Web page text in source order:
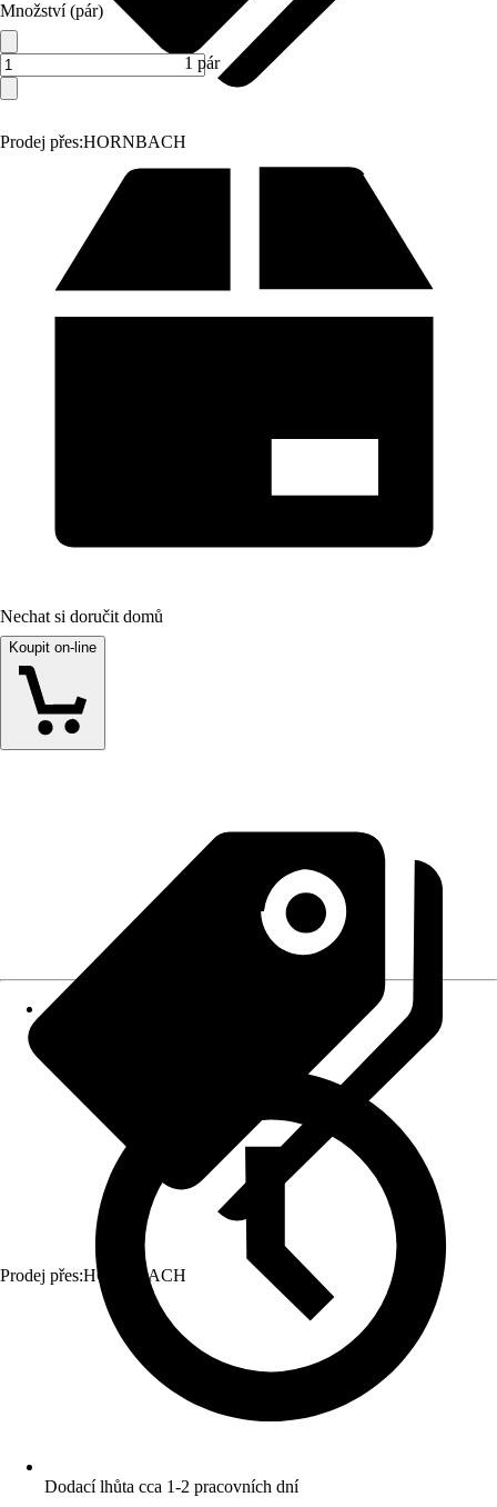
Prodej přes:HORNBACH
Množství (pár)
1 pár
Nechat si doručit domů
Koupit on-line
Prodej přes:HORNBACH
Dodací lhůta cca 1-2 pracovních dní